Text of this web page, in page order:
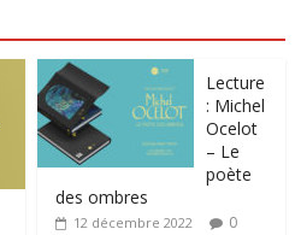
Lecture
: Michel
Ocelot
– Le
poète
des ombres
12 décembre 2022 0